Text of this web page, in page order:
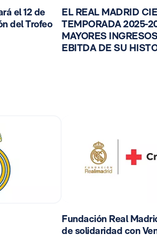
el 12 de
del Trofeo
EL REAL MADRID
TEMPORADA 2025-
MAYORES
EBITDA DE SU
Fundación Real
de solidaridad con